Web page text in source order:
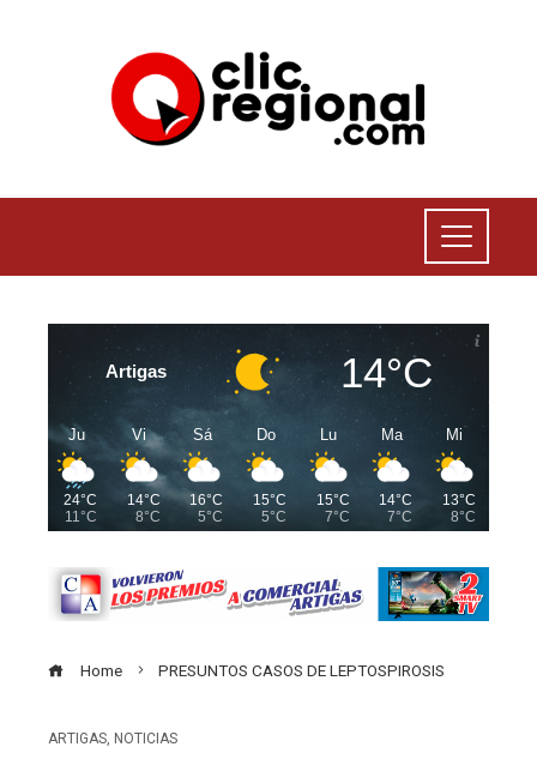
Artigas 14°C
Ju
24°C
11°C
Vi
14°C
8°C
Sá
16°C
5°C
Do
15°C
5°C
Lu
15°C
7°C
Ma
14°C
7°C
Mi
13°C
8°C
Home PRESUNTOS CASOS DE LEPTOSPIROSIS
ARTIGAS, NOTICIAS